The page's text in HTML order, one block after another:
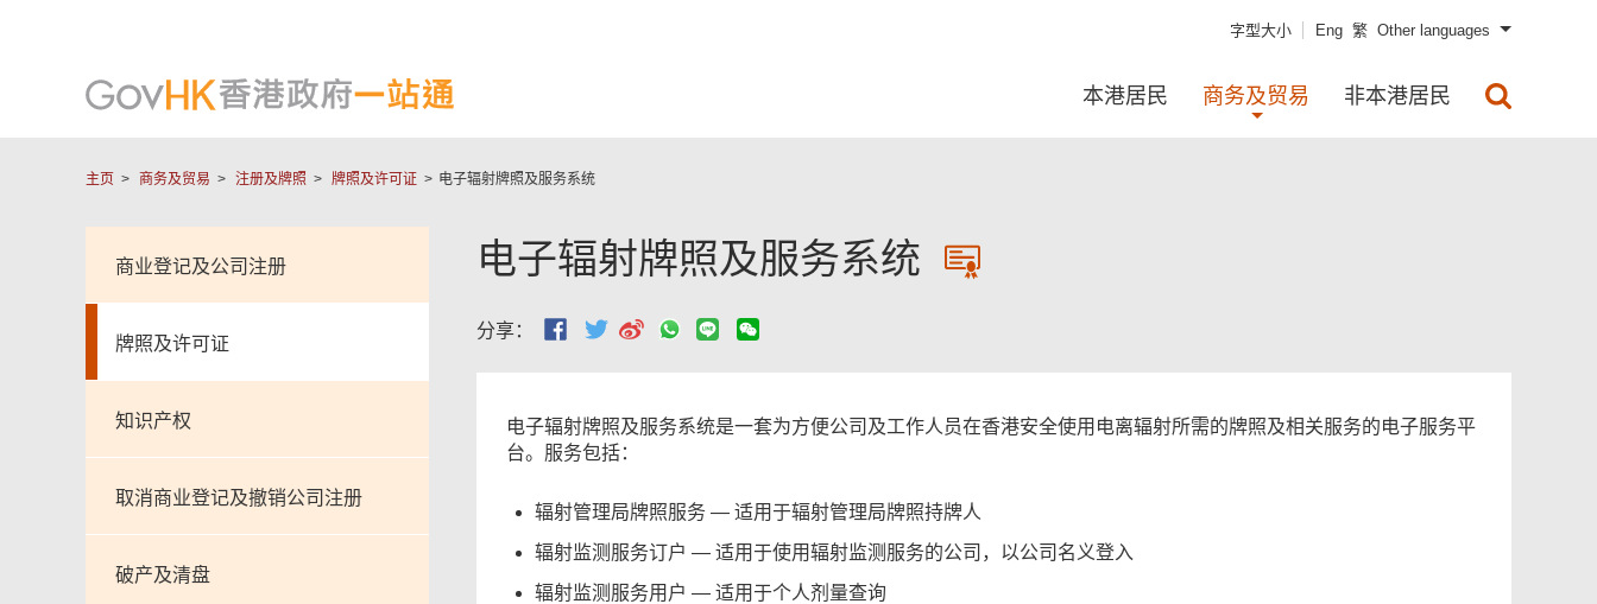
字型大小 Eng 繁 Other languages
本港居民 商务及贸易 非本港居民
主页 商务及贸易 注册及牌照 牌照及许可证 电子辐射牌照及服务系统
商业登记及公司注册
牌照及许可证
知识产权
取消商业登记及撤销公司注册
破产及清盘
电子辐射牌照及服务系统
分享：
电子辐射牌照及服务系统是一套为方便公司及工作人员在香港安全使用电离辐射所需的牌照及相关服务的电子服务平
台。服务包括：
辐射管理局牌照服务 — 适用于辐射管理局牌照持牌人
辐射监测服务订户 — 适用于使用辐射监测服务的公司，以公司名义登入
辐射监测服务用户 — 适用于个人剂量查询